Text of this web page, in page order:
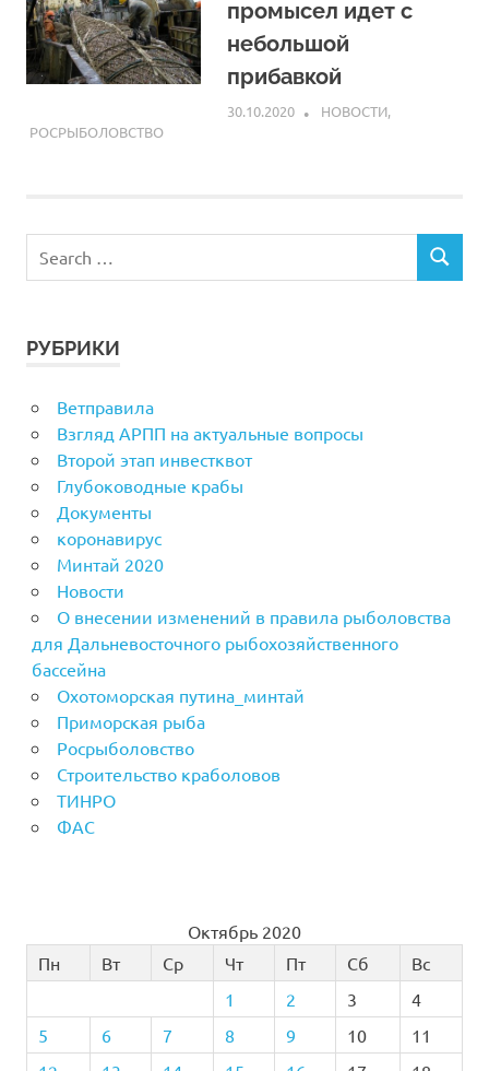
промысел идет с
небольшой
прибавкой
30.10.2020 ARPP
НОВОСТИ,
РОСРЫБОЛОВСТВО
РУБРИКИ
Ветправила
Взгляд АРПП на актуальные вопросы
Второй этап инвестквот
Глубоководные крабы
Документы
коронавирус
Минтай 2020
Новости
О внесении изменений в правила рыболовства
для Дальневосточного рыбохозяйственного
бассейна
Охотоморская путина_минтай
Приморская рыба
Росрыболовство
Строительство краболовов
ТИНРО
ФАС
Октябрь 2020
Пн
Вт Ср Чт Пт Сб
Вс
1
2 3
4
5
6 7 8 9 10
11